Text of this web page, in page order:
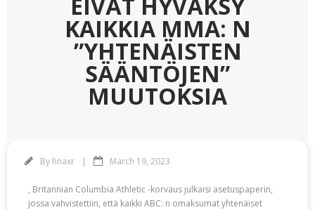
KAIKKIA MMA: N
”YHTENÄISTEN
SÄÄNTÖJEN”
MUUTOKSIA
By hnaxr March 19, 2023
, Britannian Columbia Athletic -korvaus julkaisi asetuspaperin,
jossa vahvistettiin, että kaikki ABC: n omaksumat yhtenäiset